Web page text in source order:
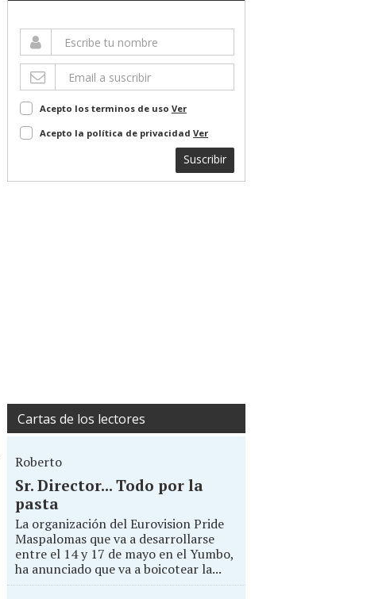
Acepto los terminos de uso Ver
Acepto la política de privacidad Ver
Suscribir
Cartas de los lectores
Roberto
Sr. Director... Todo por la
pasta
La organización del Eurovision Pride
Maspalomas que va a desarrollarse
entre el 14 y 17 de mayo en el Yumbo,
ha anunciado que va a boicotear la...